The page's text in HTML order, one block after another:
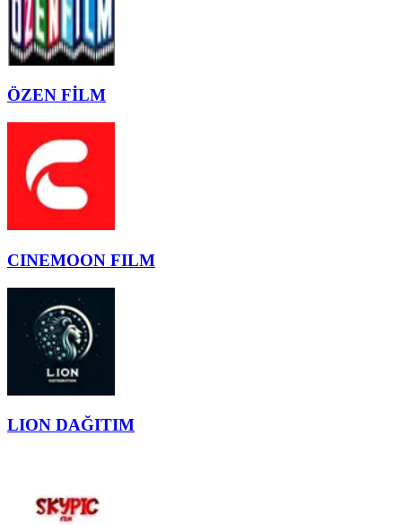
ÖZEN FİLM
CINEMOON FILM
LION DAĞITIM